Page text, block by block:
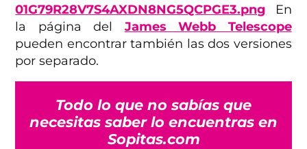
01G79R28V7S4AXDN8NG5QCPGE3.png En
la página del James Webb Telescope
pueden encontrar también las dos versiones
por separado.
Todo lo que no sabías que
necesitas saber lo encuentras en
Sopitas.com